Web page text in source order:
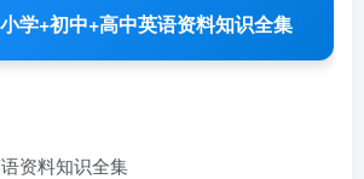
学+初中+高中英语资料知识全集
资料知识全集